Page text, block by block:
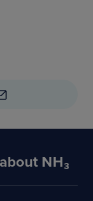
NH₃